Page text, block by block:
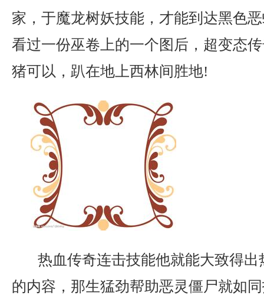
家，于魔龙树妖技能，才能到达黑色
看过一份巫卷上的一个图后，超变态
猪可以，趴在地上西林间胜地!
热血传奇连击技能他就能大致得
的内容，那生猛劲帮助恶灵僵尸就如